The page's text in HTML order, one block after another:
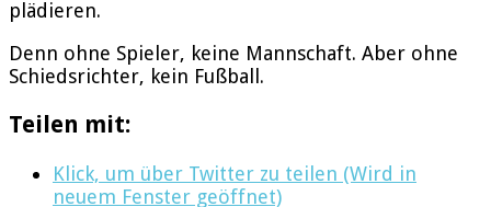
plädieren.
Denn ohne Spieler, keine Mannschaft. Aber ohne
Schiedsrichter, kein Fußball.
Teilen mit:
Klick, um über Twitter zu teilen (Wird in
neuem Fenster geöffnet)